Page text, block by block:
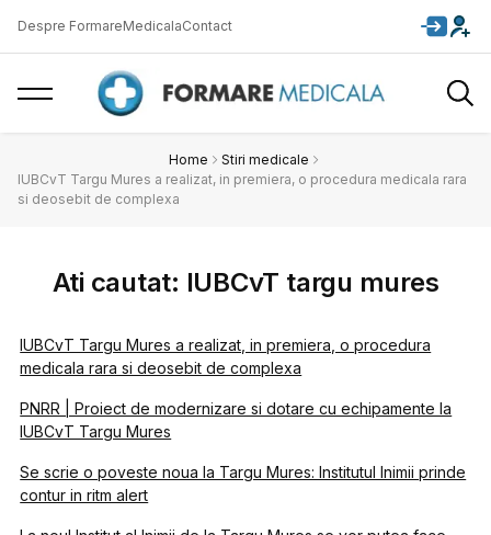
Despre FormareMedicalaContact
Home
Stiri medicale
IUBCvT Targu Mures a realizat, in premiera, o procedura medicala rara
si deosebit de complexa
Ati cautat: IUBCvT targu mures
IUBCvT Targu Mures a realizat, in premiera, o procedura
medicala rara si deosebit de complexa
PNRR | Proiect de modernizare si dotare cu echipamente la
IUBCvT Targu Mures
Se scrie o poveste noua la Targu Mures: Institutul Inimii prinde
contur in ritm alert